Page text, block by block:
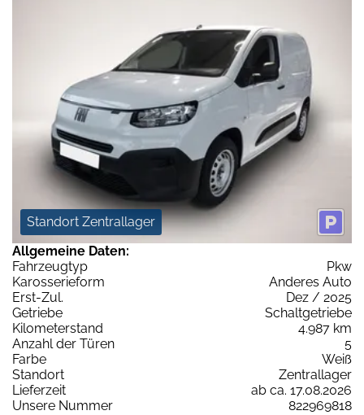
Standort Zentrallager
Allgemeine Daten:
Fahrzeugtyp
Pkw
Karosserieform
Anderes Auto
Erst-Zul.
Dez / 2025
Getriebe
Schaltgetriebe
Kilometerstand
4.987 km
Anzahl der Türen
5
Farbe
Weiß
Standort
Zentrallager
Lieferzeit
ab ca. 17.08.2026
Unsere Nummer
822969818